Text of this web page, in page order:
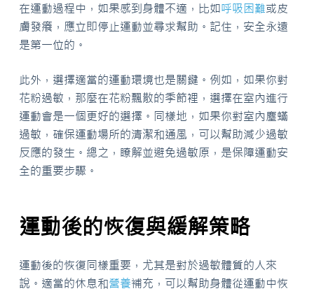
在運動過程中，如果感到身體不適，比如呼吸困難或皮
膚發癢，應立即停止運動並尋求幫助。記住，安全永遠
是第一位的。
此外，選擇適當的運動環境也是關鍵。例如，如果你對
花粉過敏，那麼在花粉飄散的季節裡，選擇在室內進行
運動會是一個更好的選擇。同樣地，如果你對室內塵蟎
過敏，確保運動場所的清潔和通風，可以幫助減少過敏
反應的發生。總之，瞭解並避免過敏原，是保障運動安
全的重要步驟。
運動後的恢復與緩解策略
運動後的恢復同樣重要，尤其是對於過敏體質的人來
說。適當的休息和營養補充，可以幫助身體從運動中恢